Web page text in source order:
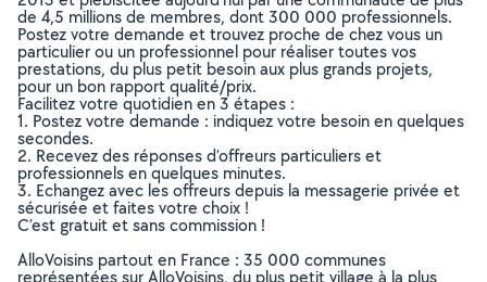
de 4,5 millions de membres, dont 300 000 professionnels.
Postez votre demande et trouvez proche de chez vous un
particulier ou un professionnel pour réaliser toutes vos
prestations, du plus petit besoin aux plus grands projets,
pour un bon rapport qualité/prix.
Facilitez votre quotidien en 3 étapes :
1. Postez votre demande : indiquez votre besoin en quelques
secondes.
2. Recevez des réponses d’offreurs particuliers et
professionnels en quelques minutes.
3. Echangez avec les offreurs depuis la messagerie privée et
sécurisée et faites votre choix !
C’est gratuit et sans commission !
AlloVoisins partout en France : 35 000 communes
représentées sur AlloVoisins, du plus petit village à la plus